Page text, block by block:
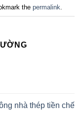
the permalink
nhà thép tiền chế